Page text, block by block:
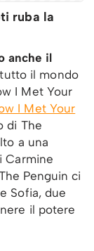
ruba la
anche il
il mondo
I Met Your
I Met Your
di The
a una
Carmine
Penguin ci
Sofia, due
il potere